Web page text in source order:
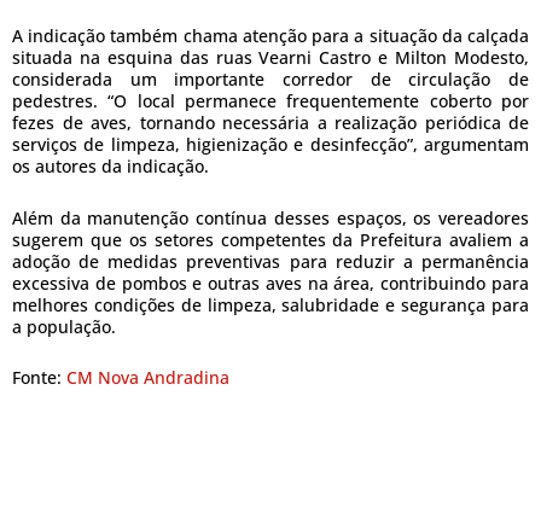
A indicação também chama atenção para a situação da calçada
situada na esquina das ruas Vearni Castro e Milton Modesto,
considerada um importante corredor de circulação de
pedestres. “O local permanece frequentemente coberto por
fezes de aves, tornando necessária a realização periódica de
serviços de limpeza, higienização e desinfecção”, argumentam
os autores da indicação.
Além da manutenção contínua desses espaços, os vereadores
sugerem que os setores competentes da Prefeitura avaliem a
adoção de medidas preventivas para reduzir a permanência
excessiva de pombos e outras aves na área, contribuindo para
melhores condições de limpeza, salubridade e segurança para
a população.
Fonte: CM Nova Andradina